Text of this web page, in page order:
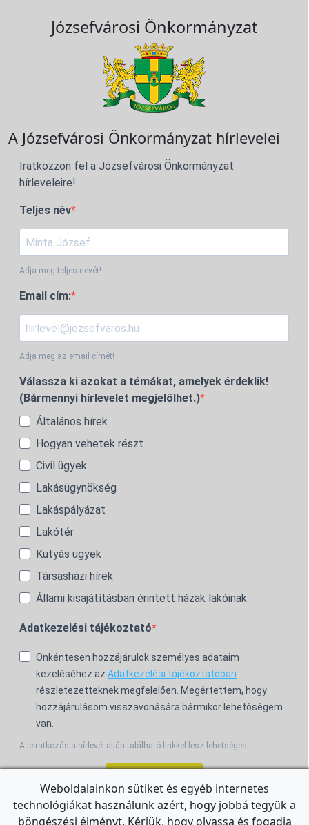
Józsefvárosi Önkormányzat
A Józsefvárosi Önkormányzat hírlevelei
Iratkozzon fel a Józsefvárosi Önkormányzat
hírleveleire!
Teljes név
Adja meg teljes nevét!
Email cím:
Adja meg az email címét!
Válassza ki azokat a témákat, amelyek érdeklik!
(Bármennyi hírlevelet megjelölhet.)
Általános hírek
Hogyan vehetek részt
Civil ügyek
Lakásügynökség
Lakáspályázat
Lakótér
Kutyás ügyek
Társasházi hírek
Állami kisajátításban érintett házak lakóinak
Adatkezelési tájékoztató
Önkéntesen hozzájárulok személyes adataim
kezeléséhez az Adatkezelési tájékoztatóban
részletezetteknek megfelelően. Megértettem, hogy
hozzájárulásom visszavonására bármikor lehetőségem
van.
A leiratkozás a hírlevél alján található linkkel lesz lehetséges.
For the English Newsletter, clickHERE.
Weboldalainkon sütiket és egyéb internetes
technológiákat használunk azért, hogy jobbá tegyük a
böngészési élményt. Kérjük, hogy olvassa és fogadja